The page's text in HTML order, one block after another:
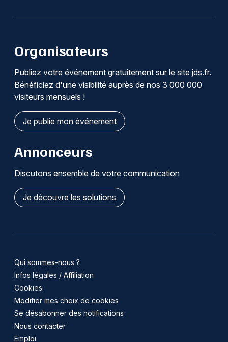
Organisateurs
Publiez votre événement gratuitement sur le site jds.fr.
Bénéficiez d'une visibilité auprès de nos 3 000 000
visiteurs mensuels !
Je publie mon événement
Annonceurs
Discutons ensemble de votre communication
Je découvre les solutions
Qui sommes-nous ?
Infos légales / Affiliation
Cookies
Modifier mes choix de cookies
Se désabonner des notifications
Nous contacter
Emploi